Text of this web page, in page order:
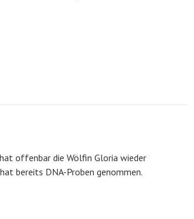
offenbar die Wölfin Gloria wieder
bereits DNA-Proben genommen.